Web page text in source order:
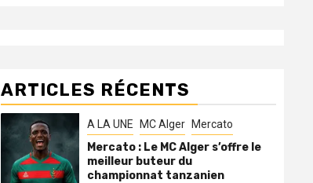
ARTICLES RÉCENTS
A LA UNE MC Alger Mercato
Mercato : Le MC Alger s’offre le
meilleur buteur du
championnat tanzanien